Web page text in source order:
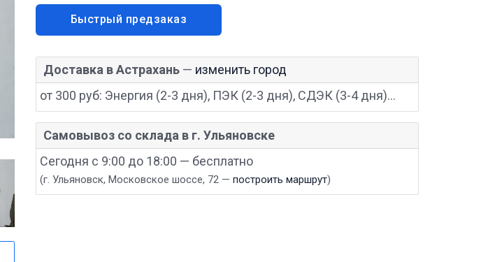
Быстрый предзаказ
Доставка в Астрахань — изменить город
от 300 руб: Энергия (2-3 дня), ПЭК (2-3 дня), СДЭК (3-4 дня)...
Самовывоз со склада в г. Ульяновске
Сегодня с 9:00 до 18:00 — бесплатно
(г. Ульяновск, Московское шоссе, 72 — построить маршрут)